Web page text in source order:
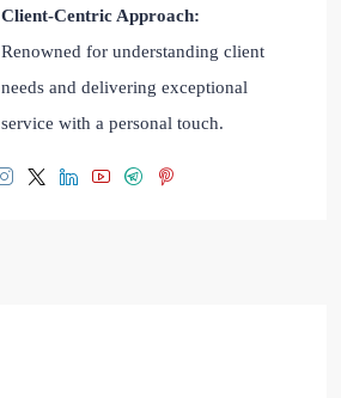
Client-Centric Approach:
Renowned for understanding client
needs and delivering exceptional
service with a personal touch.